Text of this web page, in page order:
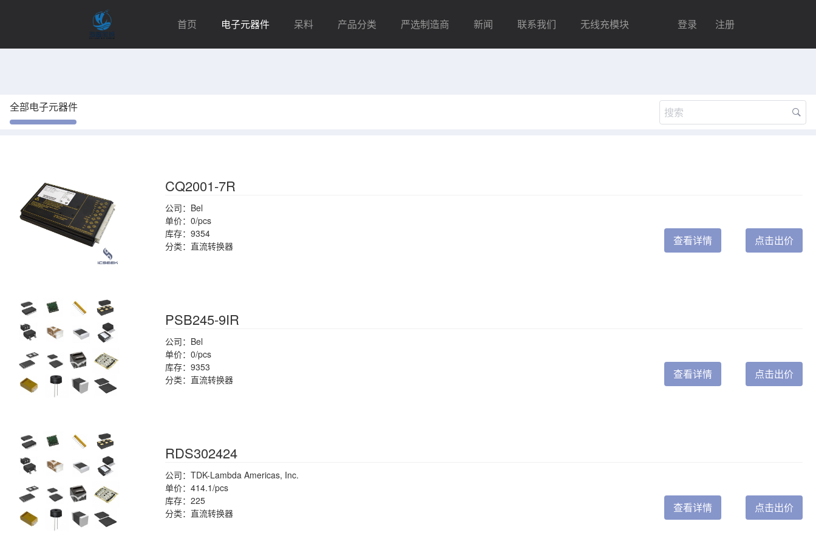
首页 电子元器件 呆料 产品分类 严选制造商 新闻 联系我们 无线充模块 登录 注册
全部电子元器件
CQ2001-7R
公司：Bel
单价：0/pcs
库存：9354
分类：直流转换器
查看详情 点击出价
PSB245-9IR
公司：Bel
单价：0/pcs
库存：9353
分类：直流转换器
查看详情 点击出价
RDS302424
公司：TDK-Lambda Americas, Inc.
单价：414.1/pcs
库存：225
分类：直流转换器
查看详情 点击出价